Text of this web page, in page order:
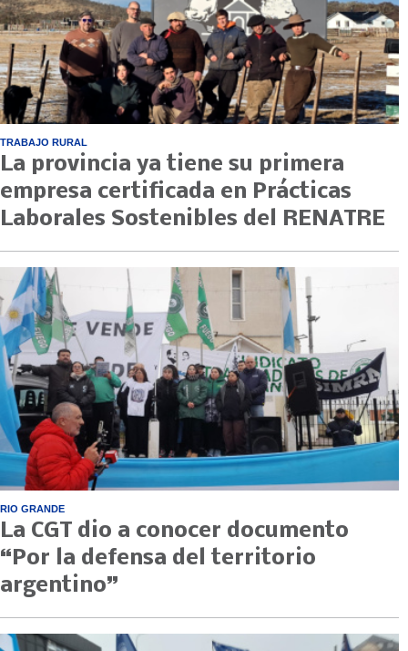
TRABAJO RURAL
La provincia ya tiene su primera
empresa certificada en Prácticas
Laborales Sostenibles del RENATRE
RIO GRANDE
La CGT dio a conocer documento
“Por la defensa del territorio
argentino”